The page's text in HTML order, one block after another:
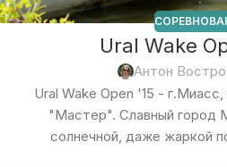
Ural Wake
Антон
Ural Wake Open '15 -
"Мастер". Славный город
солнечной, даже жаркой